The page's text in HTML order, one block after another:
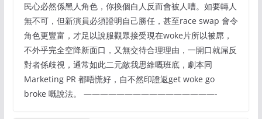
民心必然係黑人角色，你換個白人反而會被人嘈。如要轉人
無不可，但新演員必須證明自己勝任，甚至race swap 會令
角色更豐富，才足以說服觀眾接受現在woke片所以被屌，
不外乎完全空降新面口，又無交待合理理由，一開口就屌反
對者係歧視，通常如此二元敵我思維嘅班底，劇本同
Marketing PR 都唔慌好，自不然印證返get woke go
broke 嘅說法。 ————————————————-